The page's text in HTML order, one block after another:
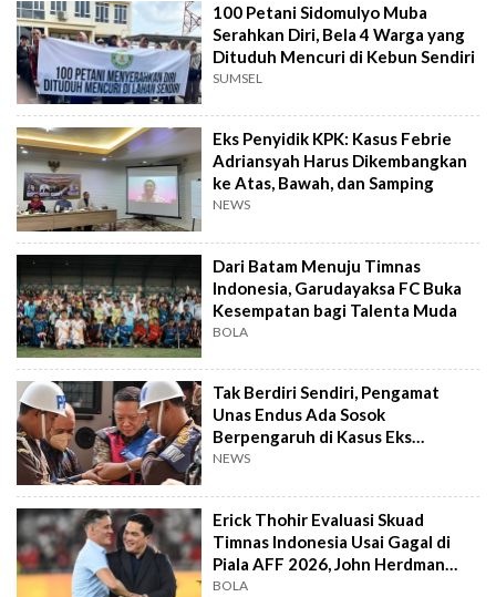
100 Petani Sidomulyo Muba
Serahkan Diri, Bela 4 Warga yang
Dituduh Mencuri di Kebun Sendiri
SUMSEL
Eks Penyidik KPK: Kasus Febrie
Adriansyah Harus Dikembangkan
ke Atas, Bawah, dan Samping
NEWS
Dari Batam Menuju Timnas
Indonesia, Garudayaksa FC Buka
Kesempatan bagi Talenta Muda
BOLA
Tak Berdiri Sendiri, Pengamat
Unas Endus Ada Sosok
Berpengaruh di Kasus Eks
Jampidsus
NEWS
Erick Thohir Evaluasi Skuad
Timnas Indonesia Usai Gagal di
Piala AFF 2026, John Herdman
Out?
BOLA